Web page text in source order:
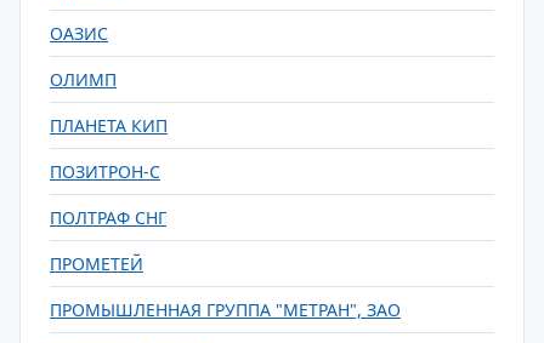
ОАЗИС
ОЛИМП
ПЛАНЕТА КИП
ПОЗИТРОН-С
ПОЛТРАФ СНГ
ПРОМЕТЕЙ
ПРОМЫШЛЕННАЯ ГРУППА "МЕТРАН", ЗАО